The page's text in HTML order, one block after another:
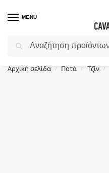
MENU
Επιλέξτε ένα δώρο για
Αρχική σελίδα / Ποτά / Τζίν /